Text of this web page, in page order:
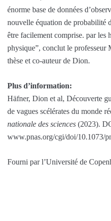
énorme base de données
nouvelle équation de probabilité
être facilement comprise. par les
physique”, conclut le professeur
thèse et co-auteur de Dion.
Plus d’information:
Häfner, Dion et al, Découverte
de vagues scélérates du monde
nationale des sciences (2023).
www.pnas.org/cgi/doi/10.1073/
Fourni par l’Université de